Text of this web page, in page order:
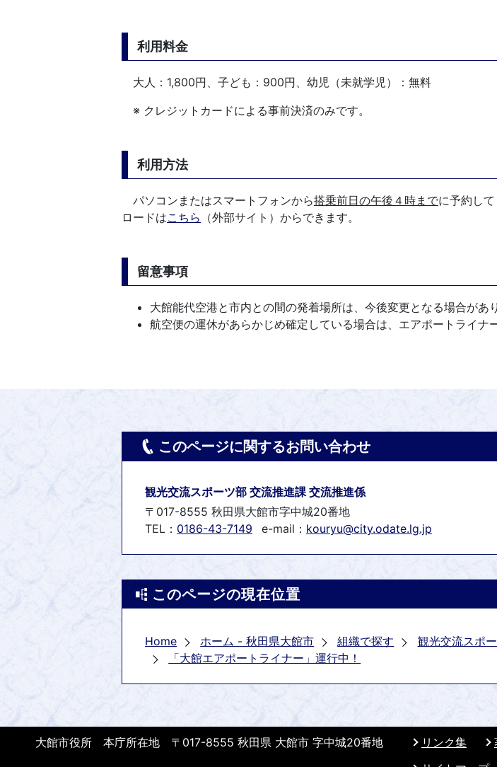
利用料金
大人：1,800円、子ども：900円、幼児（未就学児）：無料
※ クレジットカードによる事前決済のみです。
利用方法
パソコンまたはスマートフォンから搭乗前日の午後４時までに予約し
ロードはこちら （外部サイト）からできます。
留意事項
大館能代空港と市内との間の発着場所は、今後変更となる場合があ
航空便の運休があらかじめ確定している場合は、エアポートライナ
このページに関するお問い合わせ
観光交流スポーツ部 交流推進課 交流推進係
〒017-8555 秋田県大館市字中城20番地
TEL： 0186-43-7149 e-mail： kouryu@city.odate.lg.jp
このページの現在位置
Home ホーム - 秋田県大館市 組織で探す
観光交流スポ
「大館エアポートライナー」運行中！
リンク集
大館市役所 本庁所在地 〒017-8555 秋田県 大館市 字中城20番地